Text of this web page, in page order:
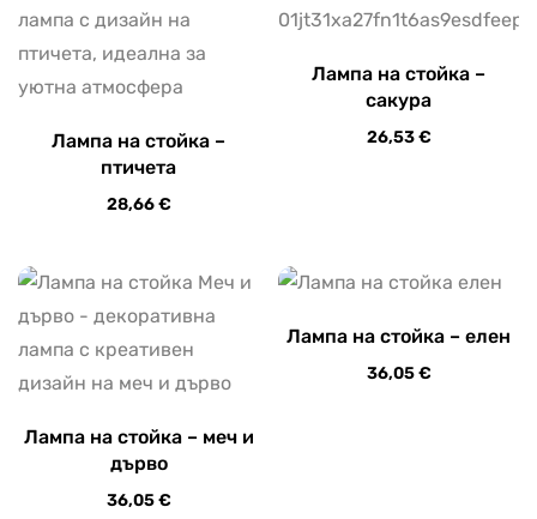
Лампа на стойка –
птичета
28,66€
Лампа на стойка –
сакура
26,53€
Лампа на стойка – меч и
дърво
36,05€
Лампа на стойка – елен
36,05€